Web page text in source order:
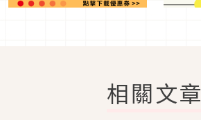
相關文章